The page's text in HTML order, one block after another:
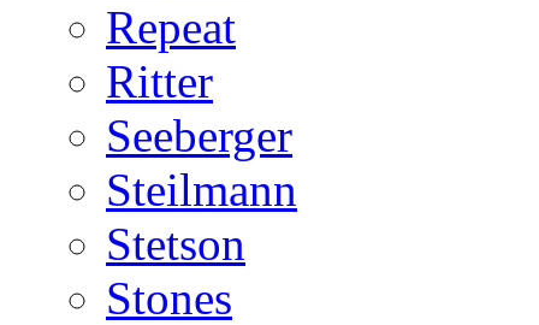
Repeat
Ritter
Seeberger
Steilmann
Stetson
Stones